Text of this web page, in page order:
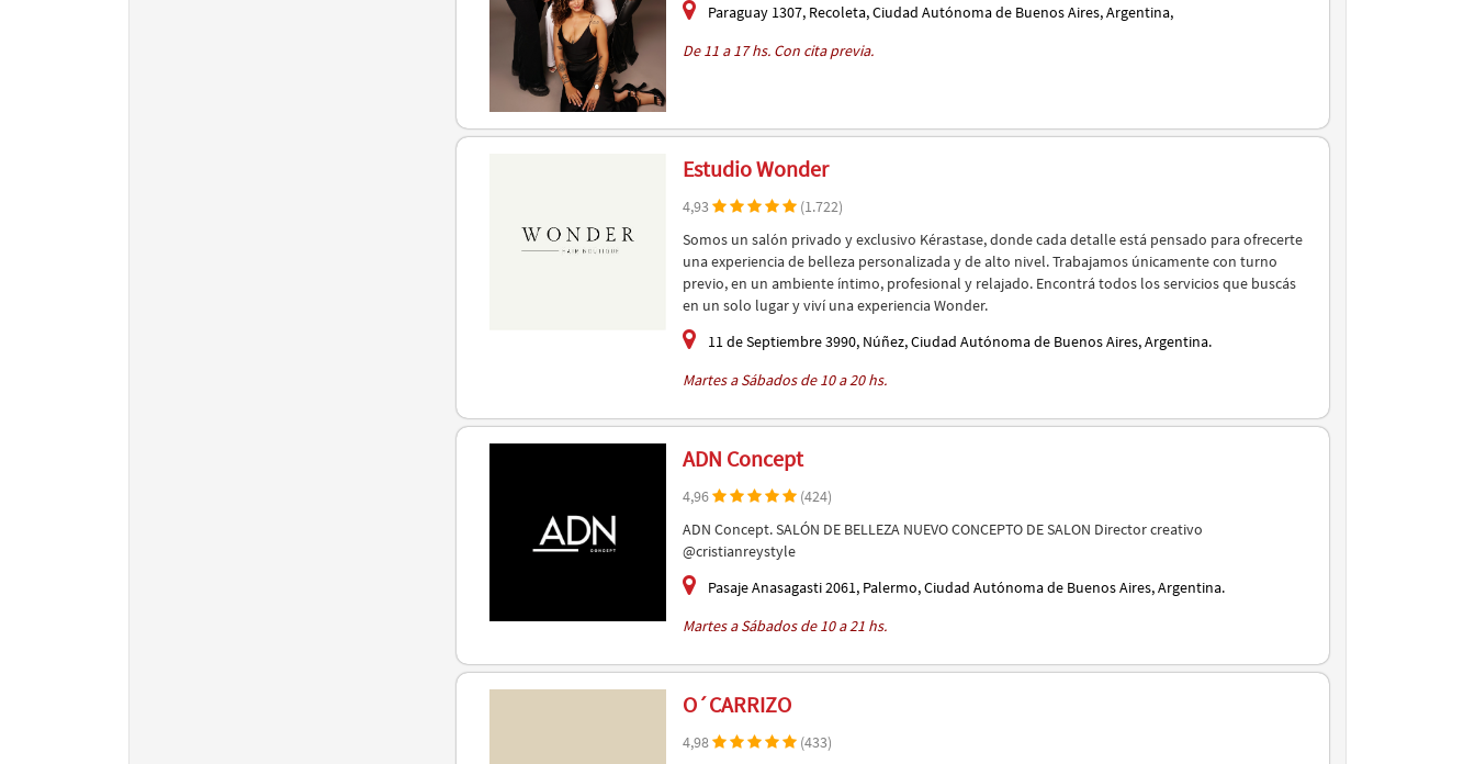
Paraguay 1307, Recoleta, Ciudad Autónoma de Buenos Aires, Argentina,
De 11 a 17 hs. Con cita previa.
Estudio Wonder
4,93
(1.722)
Somos un salón privado y exclusivo Kérastase, donde cada detalle está pensado para ofrecerte
una experiencia de belleza personalizada y de alto nivel. Trabajamos únicamente con turno
previo, en un ambiente íntimo, profesional y relajado. Encontrá todos los servicios que buscás
en un solo lugar y viví una experiencia Wonder.
11 de Septiembre 3990, Núñez, Ciudad Autónoma de Buenos Aires, Argentina.
Martes a Sábados de 10 a 20 hs.
ADN Concept
4,96
(424)
ADN Concept. SALÓN DE BELLEZA NUEVO CONCEPTO DE SALON Director creativo
@cristianreystyle
Pasaje Anasagasti 2061, Palermo, Ciudad Autónoma de Buenos Aires, Argentina.
Martes a Sábados de 10 a 21 hs.
O´CARRIZO
4,98
(433)